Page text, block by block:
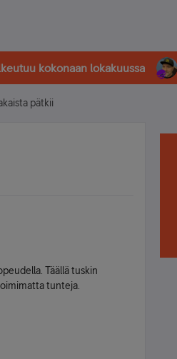
kokonaan lokakuussa
pätkii
Täällä tuskin
tunteja.